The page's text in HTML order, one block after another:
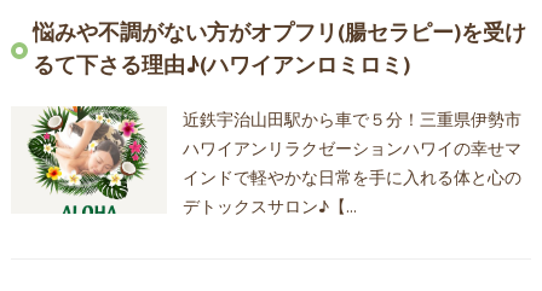
悩みや不調がない方がオプフリ(腸セラピー)を受け
るて下さる理由♪(ハワイアンロミロミ)
近鉄宇治山田駅から車で５分！三重県伊勢市
ハワイアンリラクゼーションハワイの幸せマ
インドで軽やかな日常を手に入れる体と心の
デトックスサロン♪【…